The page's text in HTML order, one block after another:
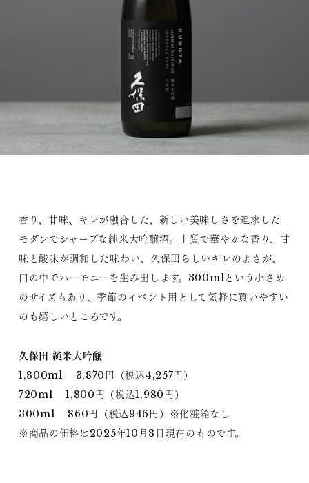
香り、甘味、キレが融合した、新しい美味しさを追求した
モダンでシャープな純米大吟醸酒。上質で華やかな香り、甘
味と酸味が調和した味わい、久保田らしいキレのよさが、
口の中でハーモニーを生み出します。300mlという小さめ
のサイズもあり、季節のイベント用として気軽に買いやすい
のも嬉しいところです。
久保田 純米大吟醸
1,800ml 3,870円（税込4,257円）
720ml 1,800円（税込1,980円）
300ml 860円（税込946円）※化粧箱なし
※商品の価格は2025年10月8日現在のものです。